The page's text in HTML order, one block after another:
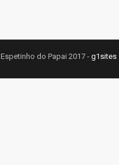
Espetinho do Papai 2017 - g1sites